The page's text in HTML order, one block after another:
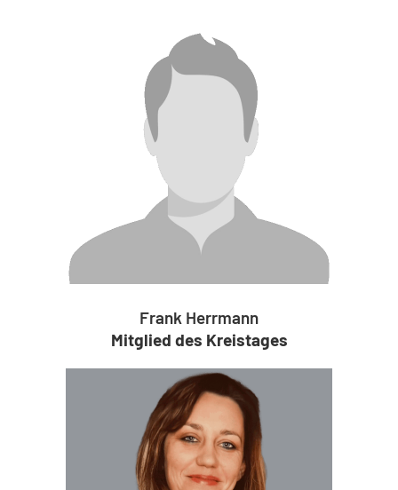
Frank Herrmann
Mitglied des Kreistages